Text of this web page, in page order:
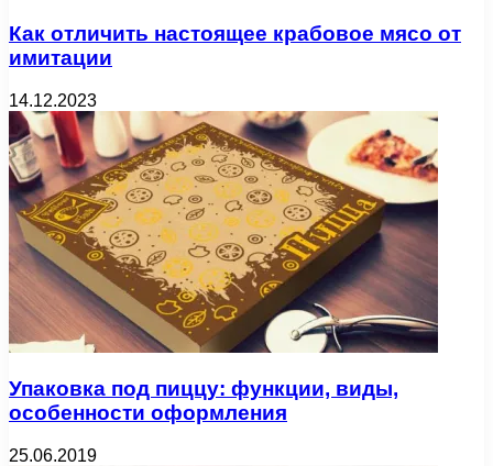
Как отличить настоящее крабовое мясо от
имитации
14.12.2023
Упаковка под пиццу: функции, виды,
особенности оформления
25.06.2019